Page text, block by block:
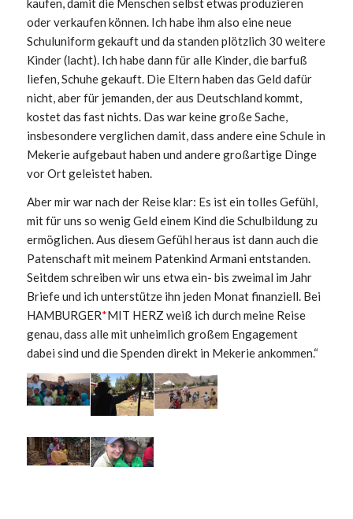
oder verkaufen können. Ich habe ihm also eine neue
Schuluniform gekauft und da standen plötzlich 30 weitere
Kinder (lacht). Ich habe dann für alle Kinder, die barfuß
liefen, Schuhe gekauft. Die Eltern haben das Geld dafür
nicht, aber für jemanden, der aus Deutschland kommt,
kostet das fast nichts. Das war keine große Sache,
insbesondere verglichen damit, dass andere eine Schule in
Mekerie aufgebaut haben und andere großartige Dinge
vor Ort geleistet haben.
Aber mir war nach der Reise klar: Es ist ein tolles Gefühl,
mit für uns so wenig Geld einem Kind die Schulbildung zu
ermöglichen. Aus diesem Gefühl heraus ist dann auch die
Patenschaft mit meinem Patenkind Armani entstanden.
Seitdem schreiben wir uns etwa ein- bis zweimal im Jahr
Briefe und ich unterstütze ihn jeden Monat finanziell. Bei
HAMBURGER*MIT HERZ weiß ich durch meine Reise
genau, dass alle mit unheimlich großem Engagement
dabei sind und die Spenden direkt in Mekerie ankommen.“